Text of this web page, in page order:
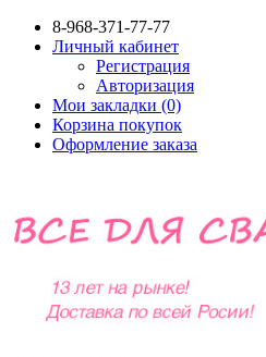
8-968-371-77-77
Личный кабинет
Регистрация
Авторизация
Мои закладки (0)
Корзина покупок
Оформление заказа